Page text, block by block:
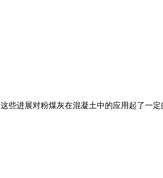
些进展对粉煤灰在混凝土中的应用起了一